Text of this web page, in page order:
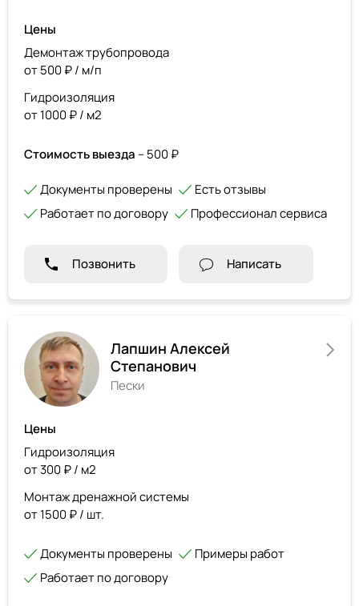
Цены
Демонтаж трубопровода
от 500 ₽ / м/п
Гидроизоляция
от 1000 ₽ / м2
Стоимость выезда – 500 ₽
Документы проверены
Есть отзывы
Работает по договору
Профессионал сервиса
Позвонить Написать
Лапшин Алексей
Степанович
Пески
Цены
Гидроизоляция
от 300 ₽ / м2
Монтаж дренажной системы
от 1500 ₽ / шт.
Документы проверены
Примеры работ
Работает по договору